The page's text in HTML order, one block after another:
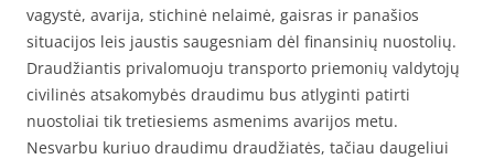
vagystė, avarija, stichinė nelaimė, gaisras ir panašios
situacijos leis jaustis saugesniam dėl finansinių nuostolių.
Draudžiantis privalomuoju transporto priemonių valdytojų
civilinės atsakomybės draudimu bus atlyginti patirti
nuostoliai tik tretiesiems asmenims avarijos metu.
Nesvarbu kuriuo draudimu draudžiatės, tačiau daugeliui